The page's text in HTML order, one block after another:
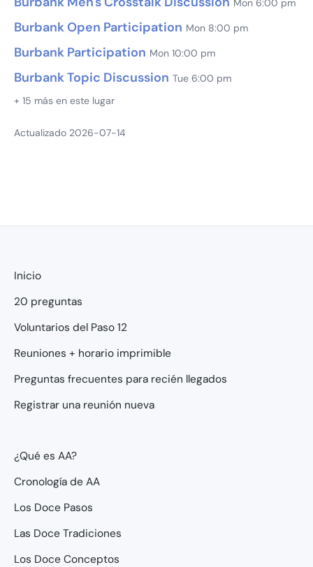
Mon 6:00 pm
Burbank Open Participation Mon 8:00 pm
Burbank Participation Mon 10:00 pm
Burbank Topic Discussion Tue 6:00 pm
+ 15 más en este lugar
Actualizado 2026-07-14
Inicio
20 preguntas
Voluntarios del Paso 12
Reuniones + horario imprimible
Preguntas frecuentes para recién llegados
Registrar una reunión nueva
¿Qué es AA?
Cronología de AA
Los Doce Pasos
Las Doce Tradiciones
Los Doce Conceptos